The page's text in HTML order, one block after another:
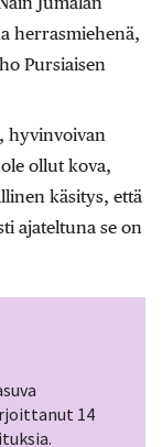
herrasmiehenä,
Pursiaisen
hyvinvoivan
ollut kova,
käsitys, että
ajateltuna se on
14